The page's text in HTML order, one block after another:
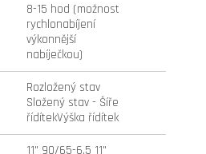
8-15 hod (možnost
rychlonabíjení
výkonnější
nabíječkou)
Rozložený stav
Složený stav - Šíře
řídítekVýška řídítek
11" 90/65-6,5 11"